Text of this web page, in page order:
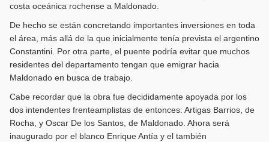
costa oceánica rochense a Maldonado.
De hecho se están concretando importantes inversiones en toda
el área, más allá de la que inicialmente tenía prevista el argentino
Constantini. Por otra parte, el puente podría evitar que muchos
residentes del departamento tengan que emigrar hacia
Maldonado en busca de trabajo.
Cabe recordar que la obra fue decididamente apoyada por los
dos intendentes frenteamplistas de entonces: Artigas Barrios, de
Rocha, y Oscar De los Santos, de Maldonado. Ahora será
inaugurado por el blanco Enrique Antía y el también